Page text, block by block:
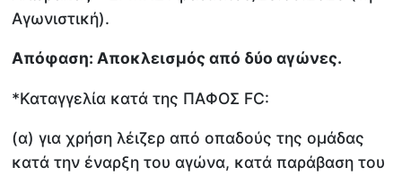
Αγωνιστική).
Απόφαση: Αποκλεισμός από δύο αγώνες.
*Καταγγελία κατά της ΠΑΦΟΣ FC:
(α) για χρήση λέιζερ από οπαδούς της ομάδας
κατά την έναρξη του αγώνα, κατά παράβαση του